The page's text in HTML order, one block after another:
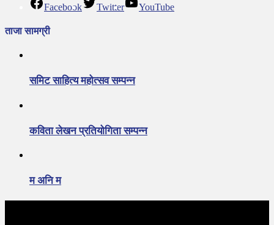
Facebook Twitter YouTube
ताजा सामग्री
समिट साहित्य महोत्सव सम्पन्न
कविता लेखन प्रतियोगिता सम्पन्न
म अनि म